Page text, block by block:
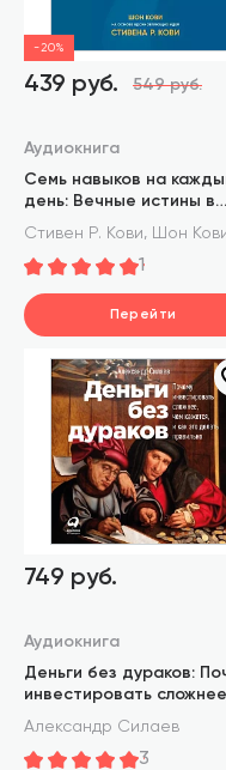
-20%
439 руб. 549 руб.
Аудиокнига
Семь навыков на
день: Вечные истины в
эпоху стремительных
Стивен Р. Кови, Шон
1
Перейти
749 руб.
Аудиокнига
Деньги без дураков:
инвестировать
чем кажется, и как это
сделать правильно
Александр Силаев
3